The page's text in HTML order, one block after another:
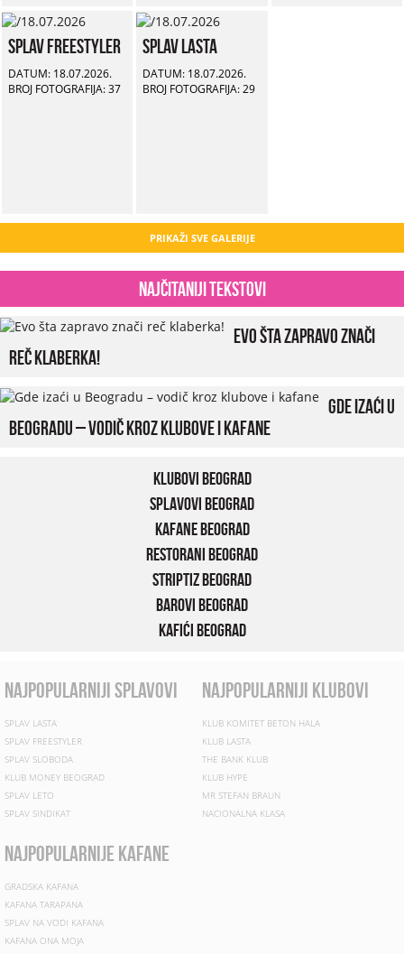
Splav Freestyler
DATUM: 18.07.2026.
BROJ FOTOGRAFIJA: 37
Splav Lasta
DATUM: 18.07.2026.
BROJ FOTOGRAFIJA: 29
PRIKAŽI SVE GALERIJE
Najčitaniji tekstovi
Evo šta zapravo znači
reč klaberka!
Gde izaći u
Beogradu – vodič kroz klubove i kafane
Klubovi Beograd
Splavovi Beograd
Kafane Beograd
Restorani Beograd
Striptiz Beograd
Barovi Beograd
Kafići Beograd
najpopularniji splavovi
SPLAV LASTA
SPLAV FREESTYLER
SPLAV SLOBODA
KLUB MONEY BEOGRAD
SPLAV LETO
SPLAV SINDIKAT
najpopularniji klubovi
KLUB KOMITET BETON HALA
KLUB LASTA
THE BANK KLUB
KLUB HYPE
MR STEFAN BRAUN
NACIONALNA KLASA
najpopularnije kafane
GRADSKA KAFANA
KAFANA TARAPANA
SPLAV NA VODI KAFANA
KAFANA ONA MOJA